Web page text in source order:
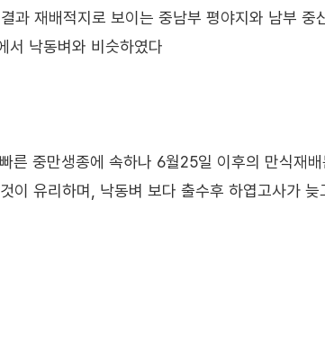
과 재배적지로 보이는 중남부 평야지와 남부
서 낙동벼와 비슷하였다
른 중만생종에 속하나 6월25일 이후의 만식재
이 유리하며, 낙동벼 보다 출수후 하엽고사가